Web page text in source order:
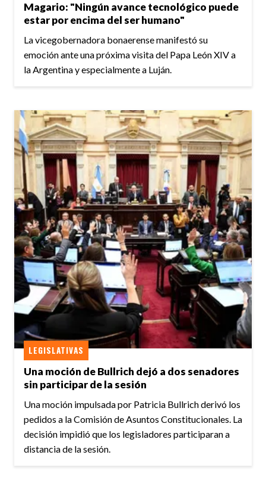
Magario: "Ningún avance tecnológico puede
estar por encima del ser humano"
La vicegobernadora bonaerense manifestó su
emoción ante una próxima visita del Papa León XIV a
la Argentina y especialmente a Luján.
Una moción de Bullrich dejó a dos senadores
sin participar de la sesión
LEGISLATIVAS
Una moción impulsada por Patricia Bullrich derivó los
pedidos a la Comisión de Asuntos Constitucionales. La
decisión impidió que los legisladores participaran a
distancia de la sesión.